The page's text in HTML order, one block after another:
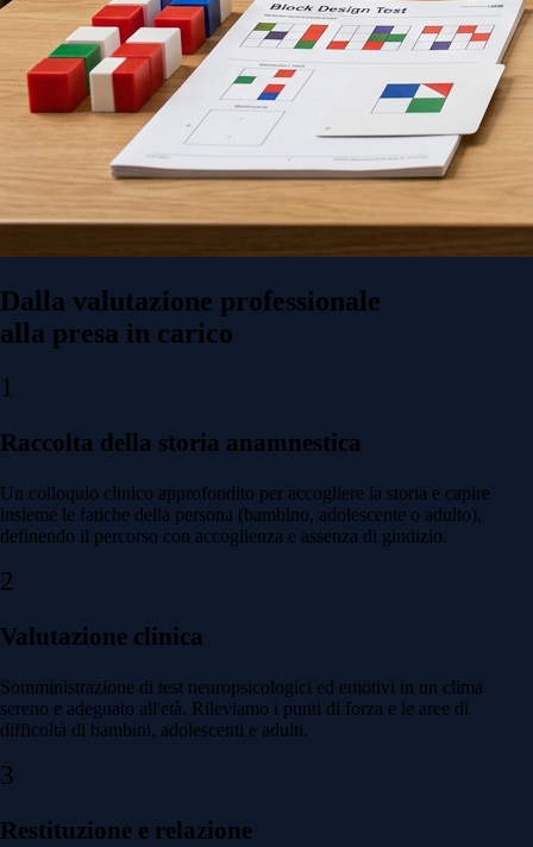
Dalla valutazione professionale
alla presa in carico
1
Raccolta della storia anamnestica
Un colloquio clinico approfondito per accogliere la storia e capire
insieme le fatiche della persona (bambino, adolescente o adulto),
definendo il percorso con accoglienza e assenza di giudizio.
2
Valutazione clinica
Somministrazione di test neuropsicologici ed emotivi in un clima
sereno e adeguato all'età. Rileviamo i punti di forza e le aree di
difficoltà di bambini, adolescenti e adulti.
3
Restituzione e relazione